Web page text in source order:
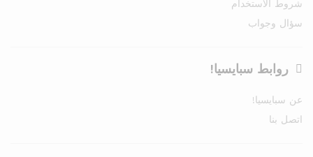
شروط الاستخدام
سؤال وجواب
روابط سبايسيا!
عن سبايسيا!
اتصل بنا